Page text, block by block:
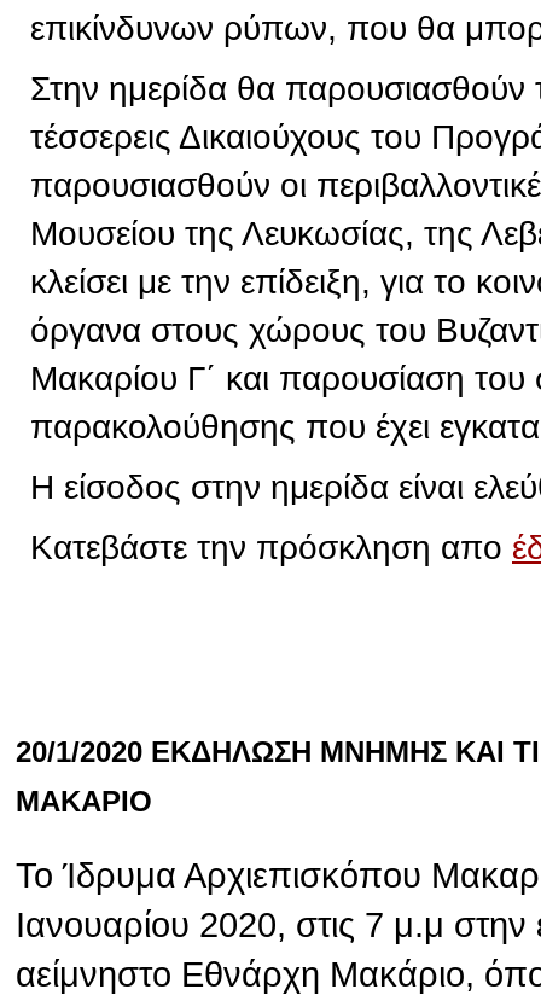
επικίνδυνων ρύπων, που θα
Στην ημερίδα θα
τέσσερεις Δικαιούχους του
παρουσιασθούν οι
Μουσείου της Λευκωσίας, της
κλείσει με την επίδειξη, για το
όργανα στους χώρους του
Μακαρίου Γ΄ και παρουσίαση του
παρακολούθησης που έχει
Η είσοδος στην ημερίδα είναι
Κατεβάστε την πρόσκληση απο
20/1/2020 ΕΚΔΗΛΩΣΗ ΜΝΗΜΗΣ ΚΑΙ
ΜΑΚΑΡΙΟ
Το Ίδρυμα Αρχιεπισκόπου
Ιανουαρίου 2020, στις 7 μ.μ
αείμνηστο Εθνάρχη Μακάριο,